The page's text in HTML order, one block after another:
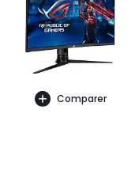
Comparer